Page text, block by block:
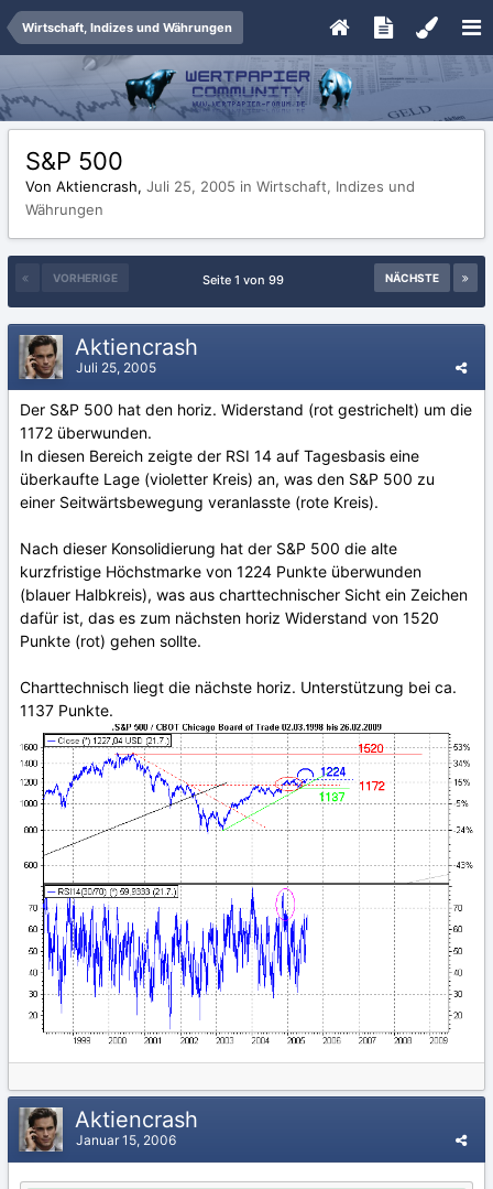
Wirtschaft, Indizes und Währungen
S&P 500
Von Aktiencrash, Juli 25, 2005 in Wirtschaft, Indizes und
Währungen
VORHERIGE NÄCHSTE
Seite 1 von 99
Aktiencrash
Juli 25, 2005
Der S&P 500 hat den horiz. Widerstand (rot gestrichelt) um die
1172 überwunden.
In diesen Bereich zeigte der RSI 14 auf Tagesbasis eine
überkaufte Lage (violetter Kreis) an, was den S&P 500 zu
einer Seitwärtsbewegung veranlasste (rote Kreis).
Nach dieser Konsolidierung hat der S&P 500 die alte
kurzfristige Höchstmarke von 1224 Punkte überwunden
(blauer Halbkreis), was aus charttechnischer Sicht ein Zeichen
dafür ist, das es zum nächsten horiz Widerstand von 1520
Punkte (rot) gehen sollte.
Charttechnisch liegt die nächste horiz. Unterstützung bei ca.
1137 Punkte.
Aktiencrash
Januar 15, 2006